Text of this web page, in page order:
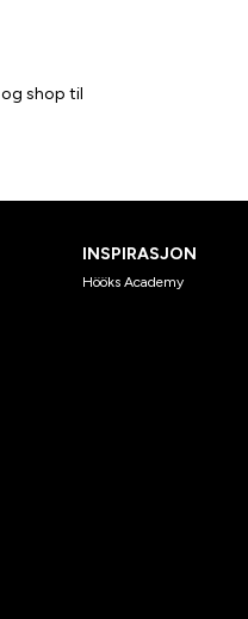
og shop til
INSPIRASJON
Hööks Academy